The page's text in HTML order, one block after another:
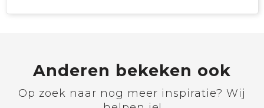
Anderen bekeken ook
Op zoek naar nog meer inspiratie? Wij